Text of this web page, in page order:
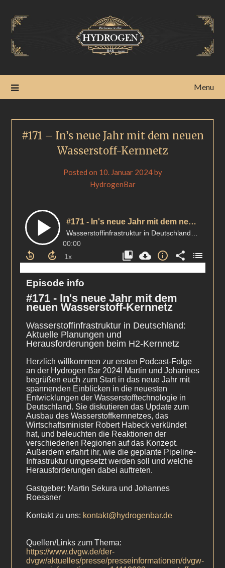
Menu
#171 – In’s neue Jahr mit dem neuen
Wasserstoff-Kernnetz
Posted on 10. Januar 2024by
HydrogenBar